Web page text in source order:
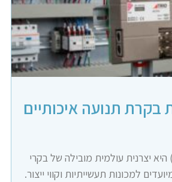
בקרת תנועה איכותיים
טריו (Trio Motion) היא יצרנית עולמית מובילה של בקרי
למכונות תעשייתיות וקווי ייצור.